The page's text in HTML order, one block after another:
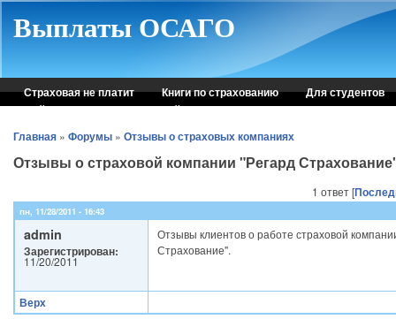
Выплаты ОСАГО
Страховая не платит Книги по страхованию
Для студентов
Рейтинг страховых компаний
Консультация автоюриста
Главная » Форумы » Отзывы о страховых компаниях
Отзывы о страховой компании "Регард
1 ответ [
пн, 11/28/2011 - 16:43
admin
Зарегистрирован:
11/20/2011
Отзывы клиентов о работе страховой
Страхование".
Верх